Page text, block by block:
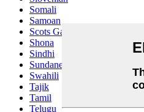
Somali
Samoan
Scots Gaelic
Shona
Sindhi
Sundanese
Swahili
Tajik
Tamil
Telugu